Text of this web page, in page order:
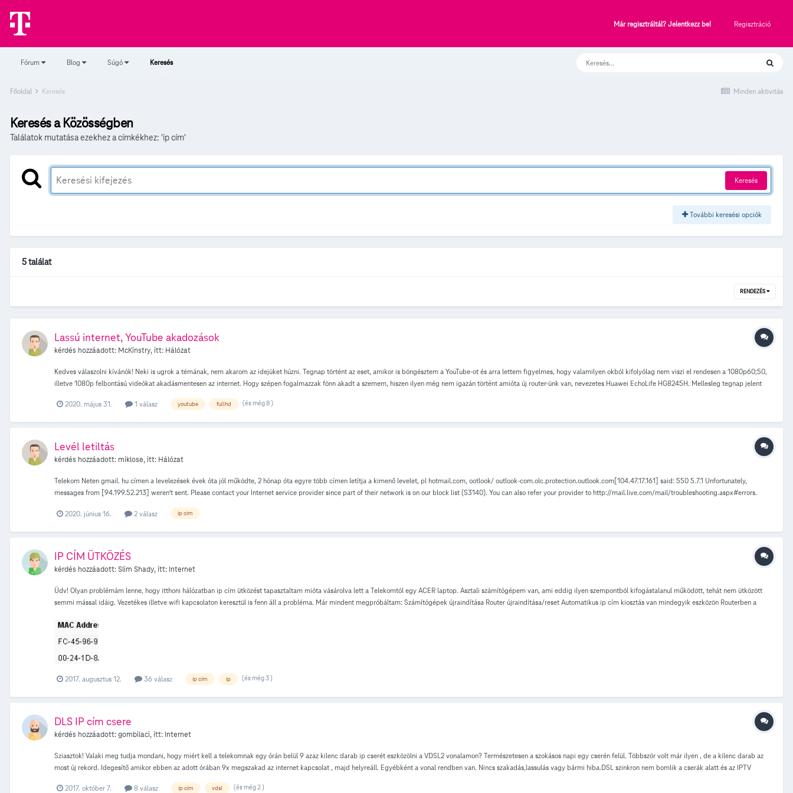
Már regisztráltál? Jelentkezz be! Regisztráció
Fórum Blog Súgó Keresés
Minden aktivitás
Főoldal Keresés
Keresés a Közösségben
Találatok mutatása ezekhez a címkékhez: 'ip cím'
Keresés
További keresési opciók
5 találat
RENDEZÉS
Lassú internet, YouTube akadozások
kérdés hozzáadott: McKinstry, itt: Hálózat
Kedves válaszolni kívánók! Neki is ugrok a témának, nem akarom az idejüket húzni. Tegnap történt az eset, amikor is böngésztem a YouTube-ot és arra lettem figyelmes, hogy valamilyen okból kifolyólag nem viszi el rendesen a 1080p60;50,
illetve 1080p felbontású videókat akadásmentesen az internet. Hogy szépen fogalmazzak fönn akadt a szemem, hiszen ilyen még nem igazán történt amióta új router-ünk van, nevezetes Huawei EchoLife HG8245H. Mellesleg tegnap jelent
interneten keresztül ugye az alap IP cím beírásával ami nem sikerült ez az egyik ok, amiért ide írok most. Tehát ahogy le van írva a kis könyvben IP címet beírtam, de nem dob ki semmit, csak annyit, hogy timed out, és nem enged be. A
kérdésem pedig, hogy mi okozhatja azt, hogy nem tudok belépni a készülékbe böngésző segítségével. Amikor "setup"-oltam akkor sikerült elsőre. Megnéztem jól írom be a hátulján található IP címet.
2020. május 31. 1 válasz youtube fullhd (és még 8 )
Levél letiltás
kérdés hozzáadott: miklose, itt: Hálózat
Telekom Neten gmail. hu címen a levelezések évek óta jól működte, 2 hónap óta egyre több címen letítja a kimenő levelet, pl hotmail.com, ootlook/ outlook-com.olc.protection.outlook.com[104.47.17.161] said: 550 5.7.1 Unfortunately,
messages from [94.199.52.213] weren't sent. Please contact your Internet service provider since part of their network is on our block list (S3140). You can also refer your provider to http://mail.live.com/mail/troubleshooting.aspx#errors.
elutasítottak. Ez blödség. Mit tegyek
2020. június 16. 2 válasz ip cím
IP CÍM ÜTKÖZÉS
kérdés hozzáadott:Slim Shady, itt: Internet
Üdv! Olyan problémám lenne, hogy itthoni hálózatban ip cím ütközést tapasztaltam mióta vásárolva lett a Telekomtól egy ACER laptop. Asztali számítógépem van, ami eddig ilyen szempontból kifogástalanul működött, tehát nem ütközött
semmi mással idáig. Vezetékes illetve wifi kapcsolaton keresztül is fenn áll a probléma. Már mindent megpróbáltam: Számítógépek újraindítása Router újraindítása/reset Automatikus ip cím kiosztás van mindegyik eszközön Routerben a
2017. augusztus 12. 36 válasz ip cím ip (és még 3 )
DLS IP cím csere
kérdés hozzáadott:gombilaci, itt: Internet
Sziasztok! Valaki meg tudja mondani, hogy miért kell a telekomnak egy órán belül 9 azaz kilenc darab ip cserét eszközölni a VDSL2 vonalamon? Természetesen a szokásos napi egy cserén felül. Többször volt már ilyen , de a kilenc darab az
most új rekord. Idegesítő amikor ebben az adott órában 9x megszakad az internet kapcsolat , majd helyreáll. Egyébként a vonal rendben van. Nincs szakadás,lassulás vagy bármi hiba.DSL szinkron nem bomlik a cserák alatt és az IPTV
2017. október 7.
8 válasz ip cím vdsl (és még 2 )